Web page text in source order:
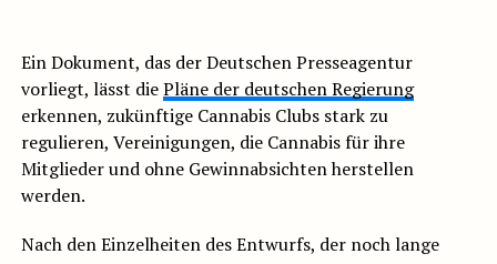
Ein Dokument, das der Deutschen Presseagentur
vorliegt, lässt diePläne der deutschen Regierung
erkennen, zukünftige Cannabis Clubs stark zu
regulieren, Vereinigungen, die Cannabis für ihre
Mitglieder und ohne Gewinnabsichten herstellen
werden.
Nach den Einzelheiten des Entwurfs, der noch lange